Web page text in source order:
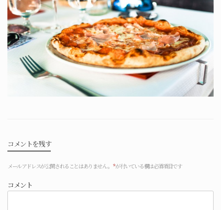
コメントを残す
メールアドレスが公開されることはありません。 *が付いている欄は必須項目です
コメント